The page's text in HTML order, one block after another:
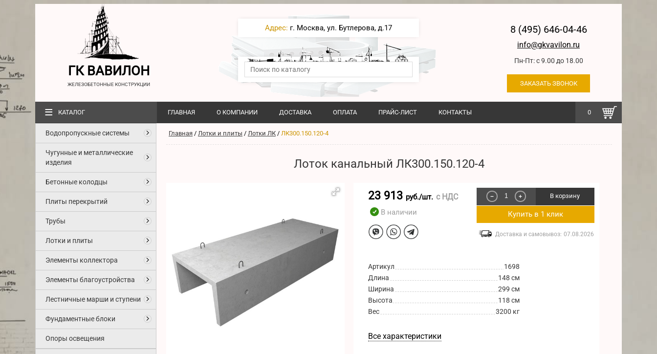
ГК ВАВИЛОН
ЖЕЛЕЗОБЕТОННЫЕ КОНСТРУКЦИИ
Адрес: г. Москва, ул. Бутлерова, д.17 8 (495) 646-04-46
info@gkvavilon.ru
Пн-Пт: с 9.00 до 18.00
ЗАКАЗАТЬ ЗВОНОК
0
≡ КАТАЛОГ ГЛАВНАЯ О КОМПАНИИ ДОСТАВКА ОПЛАТА ПРАЙС-ЛИСТ КОНТАКТЫ
Водопропускные системы
Чугунные и металлические
изделия
Бетонные колодцы
Плиты перекрытий
Трубы
Лотки и плиты
Элементы коллектора
Элементы благоустройства
Лестничные марши и ступени
Фундаментные блоки
Опоры освещения
Главная / Лотки и плиты / Лотки ЛК / ЛК300.150.120-4
Лоток канальный ЛК300.150.120-4
23 913 руб./шт. с НДС
В наличии
− + В корзину
Купить в 1 клик
Доставка и самовывоз: 07.08.2026
Артикул
1698
Длина
148 см
Ширина
299 см
Высота
118 см
Вес
3200 кг
Все характеристики